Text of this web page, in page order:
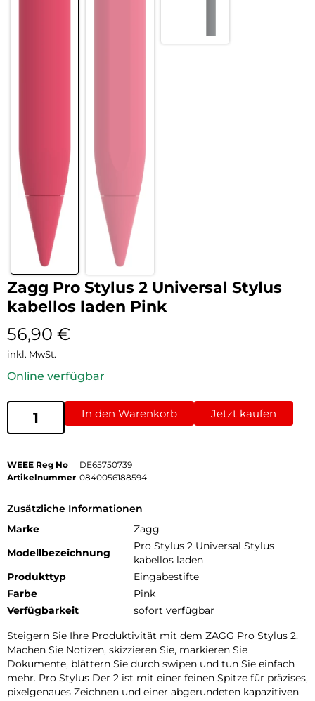
Zagg Pro Stylus 2 Universal Stylus
kabellos laden Pink
56,90 €
inkl. MwSt.
Online verfügbar
In den Warenkorb Jetzt kaufen
WEEE Reg No
DE65750739
Artikelnummer 0840056188594
Zusätzliche Informationen
Marke
Zagg
Modellbezeichnung
Pro Stylus 2 Universal Stylus
kabellos laden
Produkttyp
Eingabestifte
Farbe
Pink
Verfügbarkeit
sofort verfügbar
Steigern Sie Ihre Produktivität mit dem ZAGG Pro Stylus 2.
Machen Sie Notizen, skizzieren Sie, markieren Sie
Dokumente, blättern Sie durch swipen und tun Sie einfach
mehr. Pro Stylus Der 2 ist mit einer feinen Spitze für präzises,
pixelgenaues Zeichnen und einer abgerundeten kapazitiven